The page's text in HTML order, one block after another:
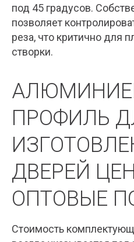
под 45 градусов.
позволяет
реза, что критично для
створки.
ПРОФИЛЬ
ДВЕРЕЙ
ОПТОВЫЕ
Стоимость